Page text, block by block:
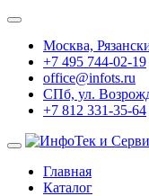
Москва,
+7 495 744-02-19
office@infots.ru
СПб, ул.
+7 812 331-35-64
Главная
Каталог